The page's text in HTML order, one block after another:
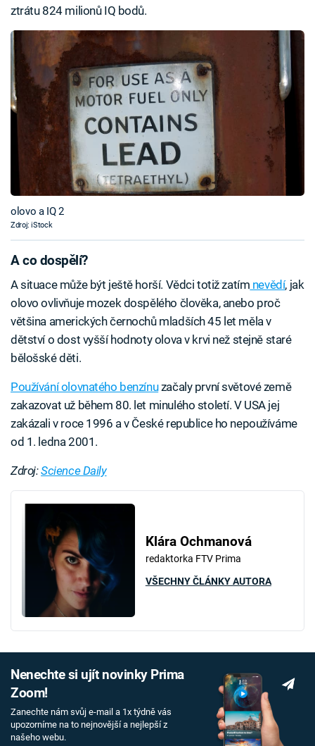
ztrátu 824 milionů IQ bodů.
olovo a IQ 2
Zdroj: iStock
A co dospělí?
A situace může být ještě horší. Vědci totiž zatím nevědí, jak
olovo ovlivňuje mozek dospělého člověka, anebo proč
většina amerických černochů mladších 45 let měla v
dětství o dost vyšší hodnoty olova v krvi než stejně staré
bělošské děti.
Používání olovnatého benzínuzačaly první světové země
zakazovat už během 80. let minulého století. V USA jej
zakázali v roce 1996 a v České republice ho nepoužíváme
od 1. ledna 2001.
Zdroj:Science Daily
Klára Ochmanová
redaktorka FTV Prima
VŠECHNY ČLÁNKY AUTORA
Nenechte si ujít novinky Prima
Zoom!
Zanechte nám svůj e-mail a 1x týdně vás
upozorníme na to nejnovější a nejlepší z
našeho webu.